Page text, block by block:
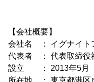
【会社概要】
会社名 ： イグナイト
代表者 ： 代表取締
設立 ： 2013年5月
所在地 ： 東京都港区